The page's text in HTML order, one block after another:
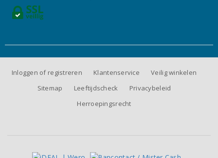
Inloggen of registreren Klantenservice
Veilig winkelen
Sitemap
Leeftijdscheck
Privacybeleid
Herroepingsrecht